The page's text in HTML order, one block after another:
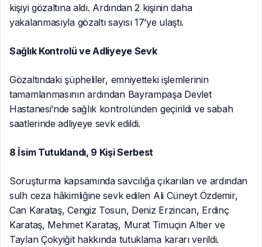
kişiyi gözaltına aldı. Ardından 2 kişinin daha
yakalanmasıyla gözaltı sayısı 17’ye ulaştı.
Sağlık Kontrolü ve Adliyeye Sevk
Gözaltındaki şüpheliler, emniyetteki işlemlerinin
tamamlanmasının ardından Bayrampaşa Devlet
Hastanesi’nde sağlık kontrolünden geçirildi ve sabah
saatlerinde adliyeye sevk edildi.
8 İsim Tutuklandı, 9 Kişi Serbest
Soruşturma kapsamında savcılığa çıkarılan ve ardından
sulh ceza hâkimliğine sevk edilen Ali Cüneyt Özdemir,
Can Karataş, Cengiz Tosun, Deniz Erzincan, Erdinç
Karataş, Mehmet Karataş, Murat Timuçin Altıer ve
Taylan Çokyiğit hakkında tutuklama kararı verildi.